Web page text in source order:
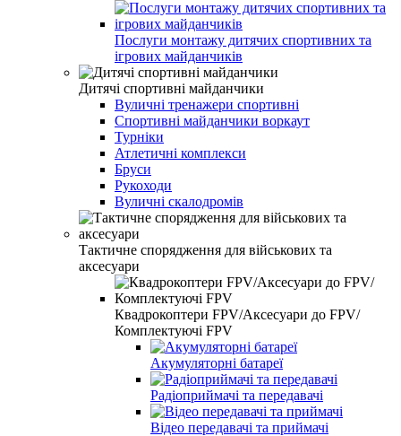
Послуги монтажу дитячих спортивних та
ігрових майданчиків
Дитячі спортивні майданчики
Вуличні тренажери спортивні
Спортивні майданчики воркаут
Турніки
Атлетичні комплекси
Бруси
Рукоходи
Вуличні скалодромів
Тактичне спорядження для військових та
аксесуари
Квадрокоптери FPV/Аксесуари до FPV/
Комплектуючі FPV
Акумуляторні батареї
Радіоприймачі та передавачі
Відео передавачі та приймачі